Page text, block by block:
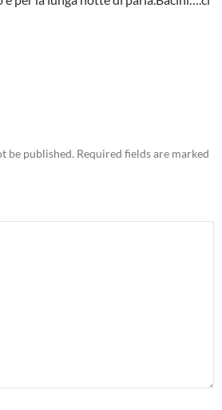
be published. Required fields are marked